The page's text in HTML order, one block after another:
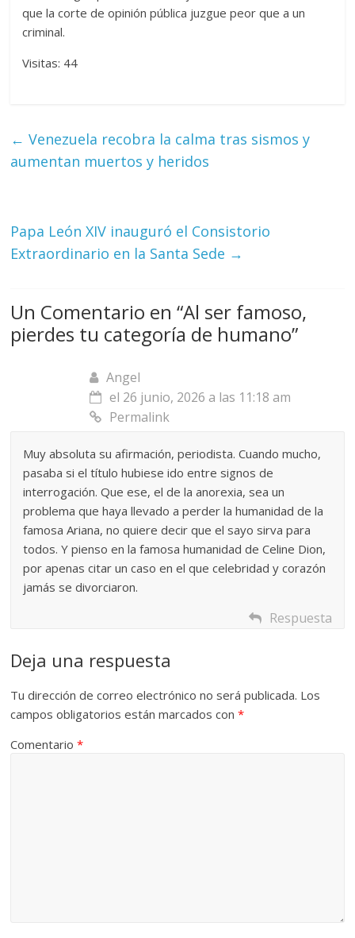
que la corte de opinión pública juzgue peor que a un
criminal.
Visitas: 44
← Venezuela recobra la calma tras sismos y
aumentan muertos y heridos
Papa León XIV inauguró el Consistorio
Extraordinario en la Santa Sede →
Un Comentario en “Al ser famoso,
pierdes tu categoría de humano”
Angel
el 26 junio, 2026 a las 11:18 am
Permalink
Muy absoluta su afirmación, periodista. Cuando mucho,
pasaba si el título hubiese ido entre signos de
interrogación. Que ese, el de la anorexia, sea un
problema que haya llevado a perder la humanidad de la
famosa Ariana, no quiere decir que el sayo sirva para
todos. Y pienso en la famosa humanidad de Celine Dion,
por apenas citar un caso en el que celebridad y corazón
jamás se divorciaron.
Respuesta
Deja una respuesta
Tu dirección de correo electrónico no será publicada. Los
campos obligatorios están marcados con*
Comentario*